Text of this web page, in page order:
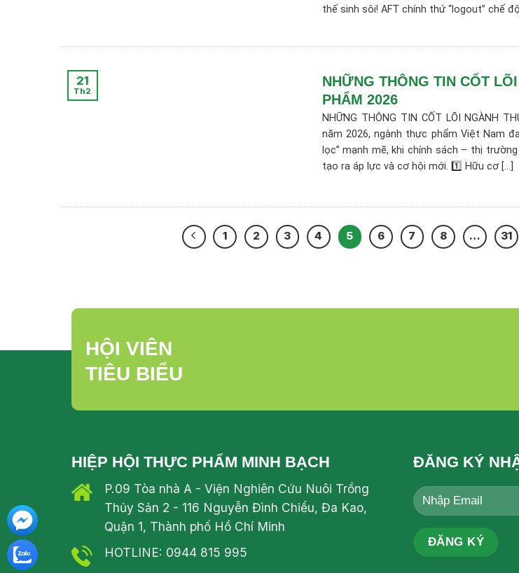
thế sinh sôi! AFT chính thứ “logout” chế độ
NHỮNG THÔNG TIN CỐT
PHẨM 2026
NHỮNG THÔNG TIN CỐT LÕI NGÀNH
năm 2026, ngành thực phẩm Việt Nam
lọc” mạnh mẽ, khi chính sách – thị
tạo ra áp lực và cơ hội mới. 1️⃣ Hữu cơ [...]
21
Th2
1 2 3 4 5 6 7 8 … 31
HỘI VIÊN
TIÊU BIỂU
HIỆP HỘI THỰC PHẨM MINH BẠCH
P.09 Tòa nhà A - Viện Nghiên Cứu Nuôi Trồng
Thủy Sản 2 - 116 Nguyễn Đình Chiểu, Đa Kao,
Quận 1, Thành phố Hồ Chí Minh
HOTLINE: 0944 815 995
ĐĂNG KÝ